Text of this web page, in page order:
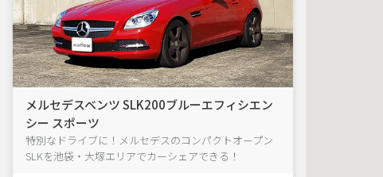
メルセデスベンツ SLK200ブルーエフィシエン
シー スポーツ
特別なドライブに！メルセデスのコンパクトオープン
SLKを池袋・大塚エリアでカーシェアできる！